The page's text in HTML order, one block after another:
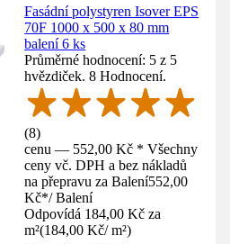
Fasádní polystyren Isover EPS
70F 1000 x 500 x 80 mm
balení 6 ks
Průměrné hodnocení: 5 z 5
hvězdiček. 8 Hodnocení.
(8)
cenu — 552,00 Kč * Všechny
ceny vč. DPH a bez nákladů
na přepravu za Balení552,00
Kč*/ Balení
Odpovídá 184,00 Kč za
m²(184,00 Kč/ m²)